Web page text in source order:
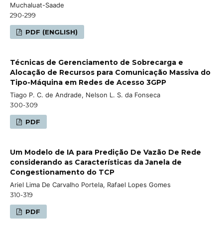
Muchaluat-Saade
290-299
PDF (ENGLISH)
Técnicas de Gerenciamento de Sobrecarga e
Alocação de Recursos para Comunicação Massiva do
Tipo-Máquina em Redes de Acesso 3GPP
Tiago P. C. de Andrade, Nelson L. S. da Fonseca
300-309
PDF
Um Modelo de IA para Predição De Vazão De Rede
considerando as Características da Janela de
Congestionamento do TCP
Ariel Lima De Carvalho Portela, Rafael Lopes Gomes
310-319
PDF